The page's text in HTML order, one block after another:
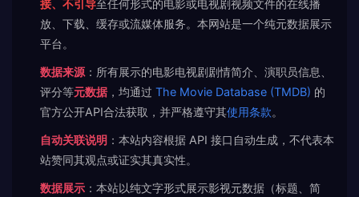
接、不引导至任何形式的电影或电视剧视频文件的在线播
放、下载、缓存或流媒体服务。本网站是一个纯元数据展示
平台。
数据来源 ：所有展示的电影电视剧剧情简介、演职员信息、
评分等元数据，均通过 The Movie Database (TMDB) 的
官方公开API合法获取，并严格遵守其使用条款。
自动关联说明 ：本站内容根据 API 接口自动生成，不代表本
站赞同其观点或证实其真实性。
数据展示 ：本站以纯文字形式展示影视元数据（标题、简